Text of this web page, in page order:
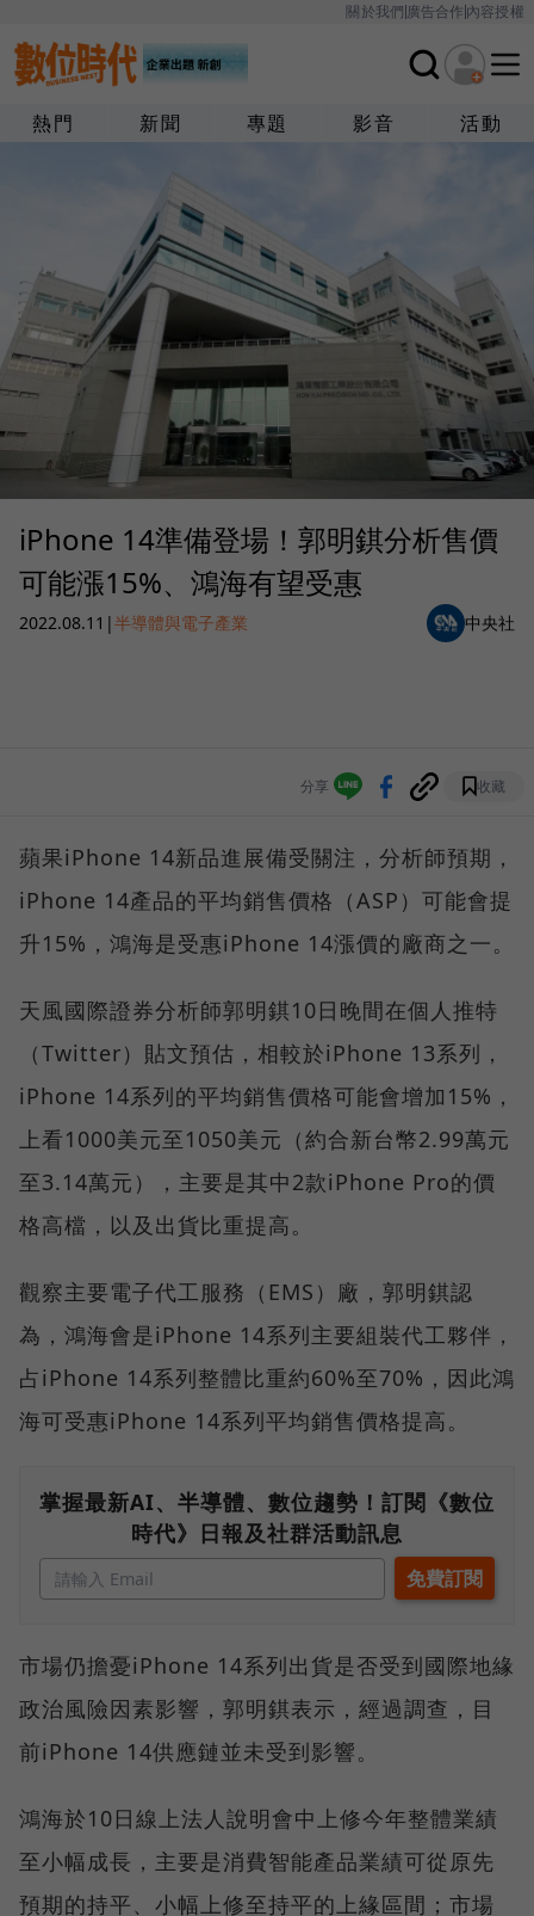
關於我們廣告合作內容授權
熱門 新聞 專題 影音 活動
iPhone 14準備登場！郭明錤分析售價
可能漲15%、鴻海有望受惠
2022.08.11 |半導體與電子產業 中央社
分享 收藏
蘋果iPhone 14新品進展備受關注，分析師預期，
iPhone 14產品的平均銷售價格（ASP）可能會提
升15%，鴻海是受惠iPhone 14漲價的廠商之一。
天風國際證券分析師郭明錤10日晚間在個人推特
（Twitter）貼文預估，相較於iPhone 13系列，
iPhone 14系列的平均銷售價格可能會增加15%，
上看1000美元至1050美元（約合新台幣2.99萬元
至3.14萬元），主要是其中2款iPhone Pro的價
格高檔，以及出貨比重提高。
觀察主要電子代工服務（EMS）廠，郭明錤認
為，鴻海會是iPhone 14系列主要組裝代工夥伴，
占iPhone 14系列整體比重約60%至70%，因此鴻
海可受惠iPhone 14系列平均銷售價格提高。
掌握最新AI、半導體、數位趨勢！訂閱《數位
時代》日報及社群活動訊息
市場仍擔憂iPhone 14系列出貨是否受到國際地緣
政治風險因素影響，郭明錤表示，經過調查，目
前iPhone 14供應鏈並未受到影響。
鴻海於10日線上法人說明會中上修今年整體業績
至小幅成長，主要是消費智能產品業績可從原先
預期的持平、小幅上修至持平的上緣區間；市場